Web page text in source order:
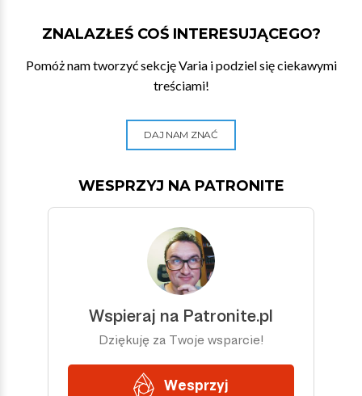
ZNALAZŁEŚ COŚ INTERESUJĄCEGO?
Pomóż nam tworzyć sekcję Varia i podziel się ciekawymi
treściami!
DAJ NAM ZNAĆ
WESPRZYJ NA PATRONITE